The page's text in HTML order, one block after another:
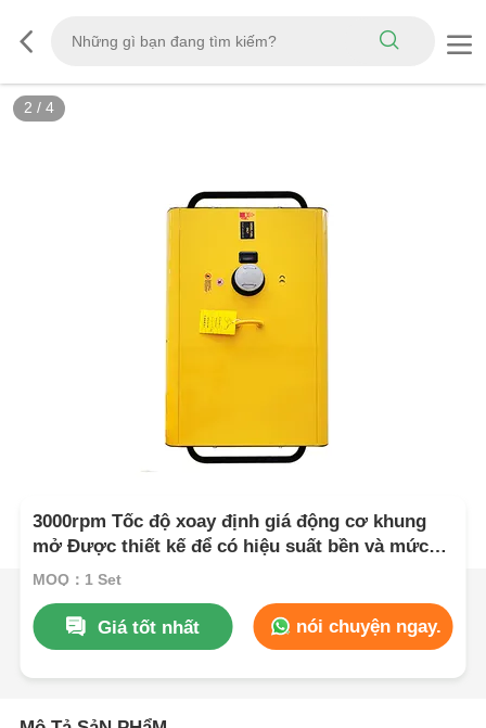
2 / 4
3000rpm Tốc độ xoay định giá động cơ khung
mở Được thiết kế để có hiệu suất bền và mức
tiếng ồn thấp 72 DBA ở khoảng cách 7m
MOQ：1 Set
Giá tốt nhất nói chuyện ngay.